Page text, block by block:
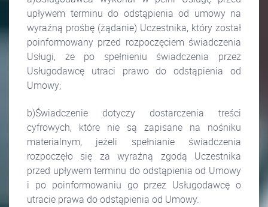
upływem terminu do odstąpienia od umowy na
wyraźną prośbę (żądanie) Uczestnika, który został
poinformowany przed rozpoczęciem świadczenia
Usługi, że po spełnieniu świadczenia przez
Usługodawcę utraci prawo do odstąpienia od
Umowy;
b)Świadczenie dotyczy dostarczenia treści
cyfrowych, które nie są zapisane na nośniku
materialnym, jeżeli spełnianie świadczenia
rozpoczęło się za wyraźną zgodą Uczestnika
przed upływem terminu do odstąpienia od Umowy
i po poinformowaniu go przez Usługodawcę o
utracie prawa do odstąpienia od Umowy.